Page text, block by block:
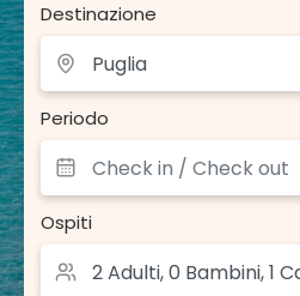
Destinazione
Periodo
Ospiti